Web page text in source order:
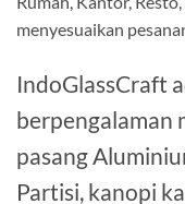
menyesuaikan
IndoGlassCraft
berpengalaman
pasang
Partisi, kanopi